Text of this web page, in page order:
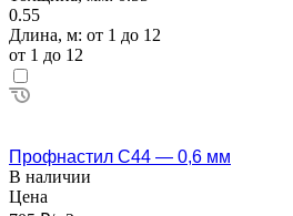
0.55
Длина, м: от 1 до 12
от 1 до 12
Профнастил С44 — 0,6 мм
В наличии
Цена